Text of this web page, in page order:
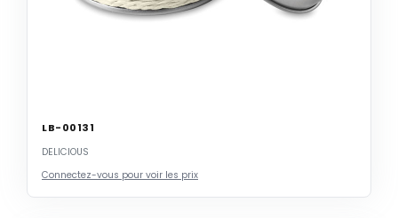
LB-00131
DELICIOUS
Connectez-vous pour voir les prix